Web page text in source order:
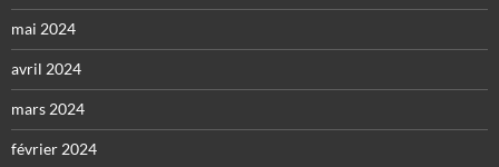
mai 2024
avril 2024
mars 2024
février 2024